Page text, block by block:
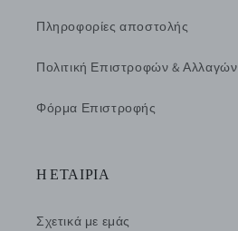
Πληροφορίες αποστολής
Πολιτική Επιστροφών & Αλλαγών
Φόρμα Επιστροφής
Η ΕΤΑΙΡΙΑ
Σχετικά με εμάς